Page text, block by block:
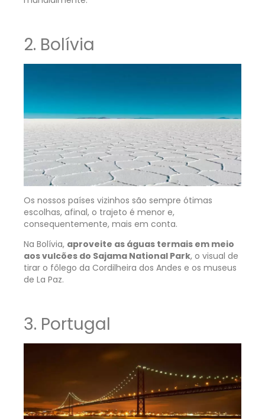
2. Bolívia
Os nossos países vizinhos são sempre ótimas
escolhas, afinal, o trajeto é menor e,
consequentemente, mais em conta.
Na Bolívia, aproveite as águas termais em meio
aos vulcões do Sajama National Park, o visual de
tirar o fôlego da Cordilheira dos Andes e os museus
de La Paz.
3. Portugal